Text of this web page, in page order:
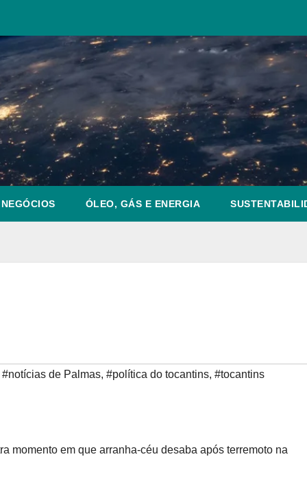
NEGÓCIOS ÓLEO, GÁS E ENERGIA
#notícias de Palmas, #política do tocantins, #tocantins
momento em que arranha-céu desaba após terremoto na